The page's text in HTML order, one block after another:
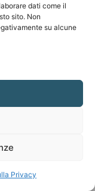
dati come il
sito. Non
su alcune
Privacy